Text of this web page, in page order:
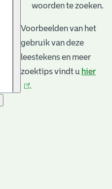
woorden te zoeken.
Voorbeelden van het
gebruik van deze
leestekens en meer
zoektips vindt u hier
.